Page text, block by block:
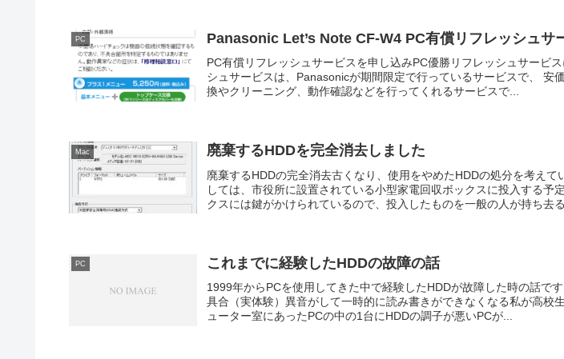
PC Panasonic Let’s Note CF-W4 PC有償リフレッシュサ
PC有償リフレッシュサービスを申し込みPC優勝リフレッシュサービ
シュサービスは、Panasonicが期間限定で行っているサービスで、 安
換やクリーニング、動作確認などを行ってくれるサービスで...
Mac 廃棄するHDDを完全消去しました
廃棄するHDDの完全消去古くなり、使用をやめたHDDの処分を考えて
しては、市役所に設置されている小型家電回収ボックスに投入する予
クスには鍵がかけられているので、投入したものを一般の人が持ち去る
PC これまでに経験したHDDの故障の話
1999年からPCを使用してきた中で経験したHDDが故障した時の話で
具合（実体験）異音がして一時的に読み書きができなくなる私が高校
ューター室にあったPCの中の1台にHDDの調子が悪いPCが...